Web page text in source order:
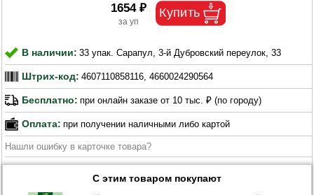
1654 ₽
В наличии: 33 упак. Сарапул, 3-й Дубровский переулок, 33
Штрих-код: 4607110858116, 4660024290564
Бесплатно: при онлайн заказе от 10 тыс. ₽ (по городу)
Оплата: при получении наличными либо картой
Нашли ошибку в карточке товара?
С этим товаром покупают